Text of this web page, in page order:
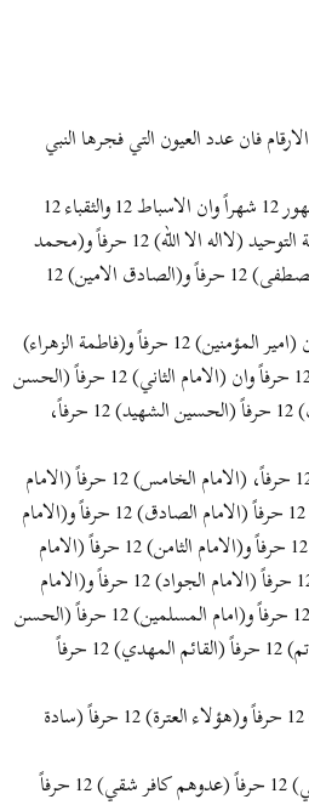
الارقام فان عدد العيون التي فجرها النبي
رسول الله) 12 حرفاً وان (النبي المصطفى) 12 حرفاً و(الصادق الامين) 12
المجتبى) 12 حرفاً و(الامام الثالث) 12 حرفاً (الحسين الشهيد) 12 حرفاً،
العسكري) 12 حرفاً و(الامام الخاتم) 12 حرفاً (القائم المهدي) 12 حرفاً
النبيين) 12 حرفاً (وخاتم الوصيين) 12 حرفاً و(هؤلاء العترة) 12 حرفاً (سادة